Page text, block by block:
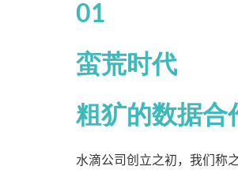
01
蛮荒时代
粗犷的数据合
水滴公司创立之初，我们称